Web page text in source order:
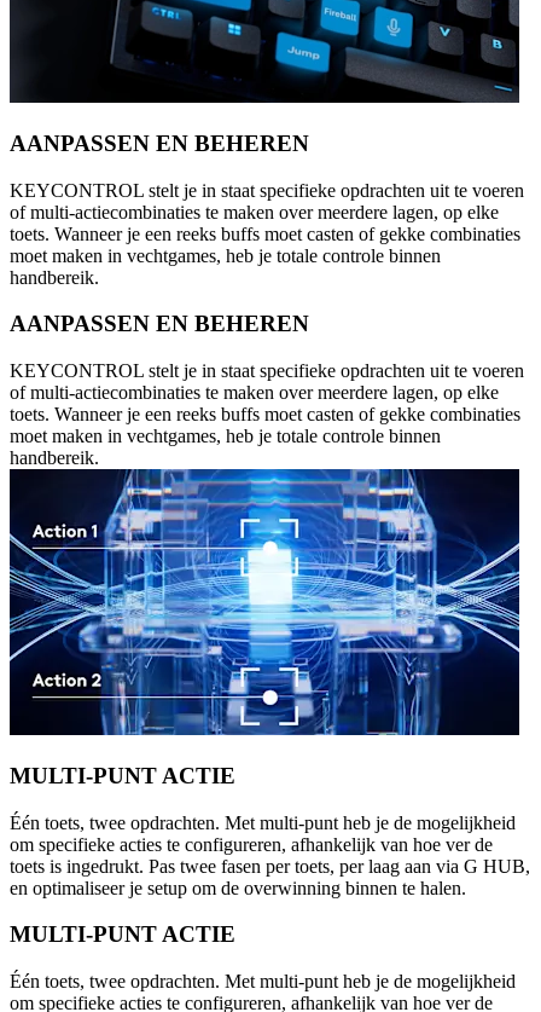
AANPASSEN EN BEHEREN
KEYCONTROL stelt je in staat specifieke opdrachten uit te voeren
of multi-actiecombinaties te maken over meerdere lagen, op elke
toets. Wanneer je een reeks buffs moet casten of gekke combinaties
moet maken in vechtgames, heb je totale controle binnen
handbereik.
AANPASSEN EN BEHEREN
KEYCONTROL stelt je in staat specifieke opdrachten uit te voeren
of multi-actiecombinaties te maken over meerdere lagen, op elke
toets. Wanneer je een reeks buffs moet casten of gekke combinaties
moet maken in vechtgames, heb je totale controle binnen
handbereik.
MULTI-PUNT ACTIE
Één toets, twee opdrachten. Met multi-punt heb je de mogelijkheid
om specifieke acties te configureren, afhankelijk van hoe ver de
toets is ingedrukt. Pas twee fasen per toets, per laag aan via G HUB,
en optimaliseer je setup om de overwinning binnen te halen.
MULTI-PUNT ACTIE
Één toets, twee opdrachten. Met multi-punt heb je de mogelijkheid
om specifieke acties te configureren, afhankelijk van hoe ver de